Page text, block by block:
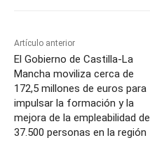
Artículo anterior
El Gobierno de Castilla-La
Mancha moviliza cerca de
172,5 millones de euros para
impulsar la formación y la
mejora de la empleabilidad de
37.500 personas en la región